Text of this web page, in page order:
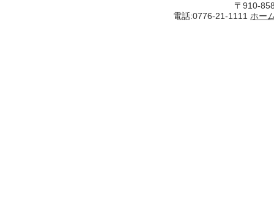
〒910-
電話:0776-21-1111 ホー